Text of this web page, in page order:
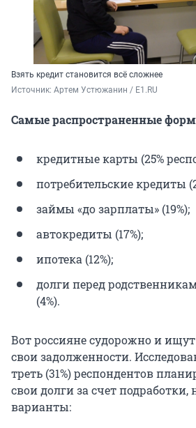
Взять кредит становится всё сложнее
Источник: Артем Устюжанин / E1.RU
Самые распространенные
кредитные карты (25%
потребительские кредиты
займы «до зарплаты» (19%);
автокредиты (17%);
ипотека (12%);
долги перед
(4%).
Вот россияне судорожно и
свои задолженности.
треть (31%) респондентов
свои долги за счет подработки,
варианты: